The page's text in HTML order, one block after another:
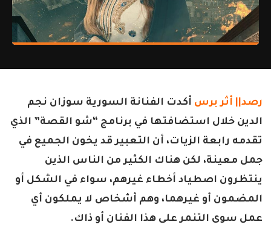
رصد|| أثر برس أكدت الفنانة السورية سوزان نجم
الدين خلال استضافتها في برنامج “شو القصة” الذي
تقدمه رابعة الزيات، أن التعبير قد يخون الجميع في
جمل معينة، لكن هناك الكثير من الناس الذين
ينتظرون اصطياد أخطاء غيرهم، سواء في الشكل أو
المضمون أو غيرهما، وهم أشخاص لا يملكون أي
عمل سوى التنمر على هذا الفنان أو ذاك.